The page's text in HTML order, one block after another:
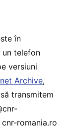
în
un telefon
versiuni
Archive,
transmitem
romania.ro